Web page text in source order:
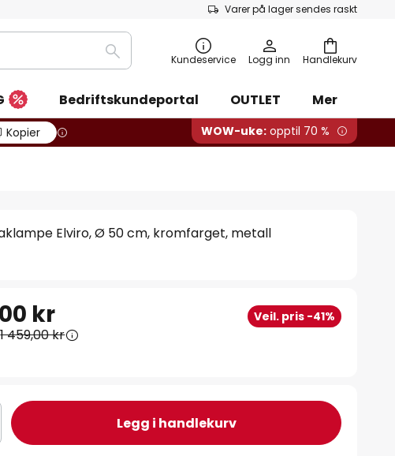
Varer på lager sendes raskt
Handlekurv
Søk Kundeservice Logg inn
Bedriftskundeportal OUTLET
Mer
Kopier WOW-uke: opptil 70 %
Elviro, Ø 50 cm, kromfarget, metall
kr Veil. pris -41%
1 459,00 kr
Legg i handlekurv